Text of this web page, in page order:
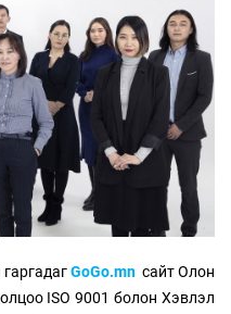
GoGo.mn сайт Олон
ISO 9001 болон Хэвлэл